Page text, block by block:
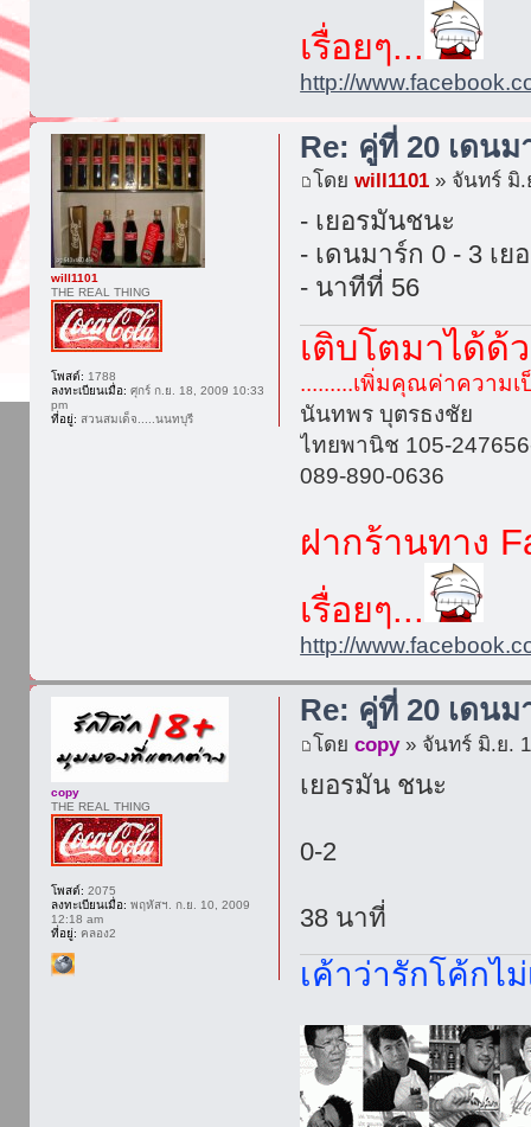
เรื่อยๆ...
http://
Re: คู่ที่ 20 เดน
โดยwill1101 » จันทร์ มิ.
- เยอรมันชนะ
- เดนมาร์ก 0 - 3 เย
- นาทีที่ 56
เติบโตมาได้ด้
.........เพิ่มคุณค่าความเ
นันทพร บุตรธงชัย
ไทยพานิช 105-
089-890-0636
ฝากร้านทาง
เรื่อยๆ...
http://
will1101
THE REAL THING
โพสต์: 1788
ลงทะเบียนเมื่อ: ศุกร์ ก.ย. 18, 2009 10:33
pm
ที่อยู่: สวนสมเด็จ.....นนทบุรี
Re: คู่ที่ 20 เดน
โดยcopy» จันทร์ มิ.ย.
เยอรมัน ชนะ
0-2
38 นาที่
เค้าว่ารักโค้กไ
copy
THE REAL THING
โพสต์: 2075
ลงทะเบียนเมื่อ: พฤหัสฯ. ก.ย. 10, 2009
12:18 am
ที่อยู่: คลอง2